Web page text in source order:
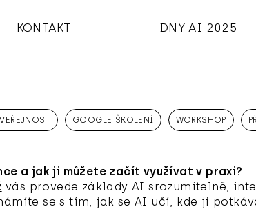
KONTAKT DNY AI 2025
GOOGLE ŠKOLENÍ WORKSHOP
a jak ji můžete začít využívat v praxi?
vás provede základy AI srozumitelně,
se s tím, jak se AI učí, kde ji